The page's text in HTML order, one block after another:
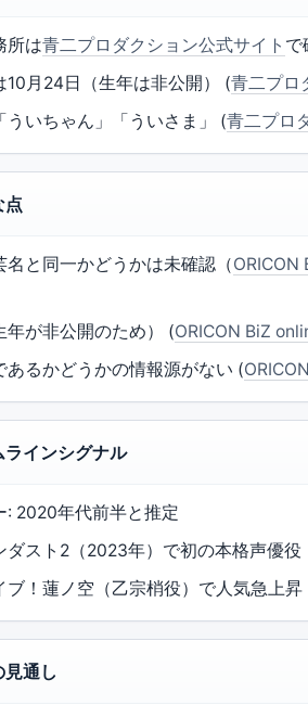
所は青二プロダクション公式サイト で
10月24日（生年は非公開） (青二プロ
ういちゃん」「ういさま」 (青二プロ
点
名と同一かどうかは未確認（ORICON
年が非公開のため） (ORICON BiZ
あるかどうかの情報源がない (
ラインシグナル
: 2020年代前半と推定
ダスト2（2023年）で初の本格声優役
ブ！蓮ノ空（乙宗梢役）で人気急上昇
見通し